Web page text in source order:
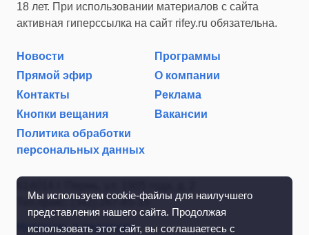
Мы используем cookie-файлы для наилучшего
представления нашего сайта. Продолжая
использовать этот сайт, вы соглашаетесь с
18 лет. При использовании материалов с сайта
активная гиперссылка на сайт rifey.ru обязательна.
Новости
Программы
Прямой эфир
О компании
Контакты
Реклама
Кнопки вещания
Вакансии
Политика обработки
персональных данных
Тел./факс: (342) 267-85-35
Написать в редакцию